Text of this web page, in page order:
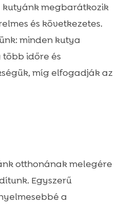
kutyánk megbarátkozik
és következetes.
minden kutya
több időre és
míg elfogadják az
otthonának melegére
Egyszerű
a